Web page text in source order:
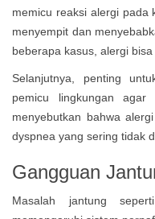
memicu reaksi alergi pada
menyempit dan
beberapa kasus, alergi
Selanjutnya, penting
pemicu lingkungan agar
menyebutkan bahwa
dyspnea yang sering tidak
Gangguan
Masalah jantung